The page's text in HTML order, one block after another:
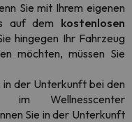
Sie mit Ihrem eigenen
auf dem kostenlosen
hingegen Ihr Fahrzeug
möchten, müssen Sie
in der Unterkunft bei den
im Wellnesscenter
Sie in der Unterkunft